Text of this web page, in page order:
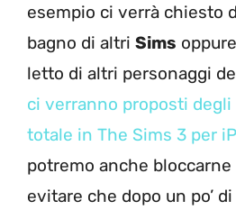
esempio ci verrà chiesto
bagno di altri Sims
letto di altri personaggi
ci verranno proposti
totale in The Sims 3 per
potremo anche
evitare che dopo un po’